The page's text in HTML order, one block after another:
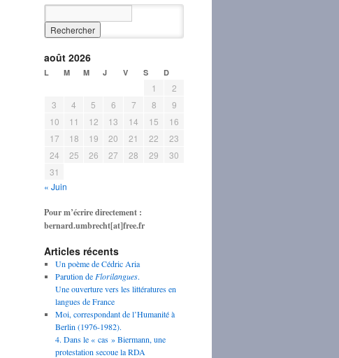
août 2026
L M M J V S D
1
2
3
4 5 6 7 8
9
10
11 12 13 14 15
16
17
18 19 20 21 22
23
24
25 26 27 28 29
30
31
« Juin
Pour m’écrire directement :
bernard.umbrecht[at]free.fr
Articles récents
Un poème de Cédric Aria
Parution de Florilangues.
Une ouverture vers les littératures en
langues de France
Moi, correspondant de l’Humanité à
Berlin (1976-1982).
4. Dans le « cas » Biermann, une
protestation secoue la RDA